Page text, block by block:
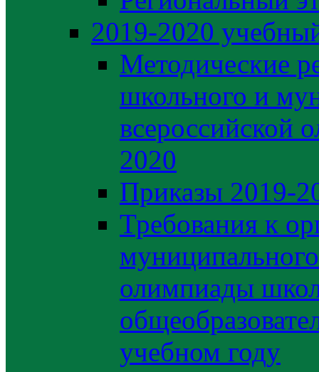
2019-2020
Методические
школьного и
всероссийской
2020
Приказы 2019-
Требования к
олимпиады
учебном году